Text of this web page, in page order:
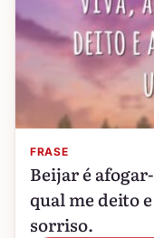
FRASE
Beijar é
qual me deito
sorriso.